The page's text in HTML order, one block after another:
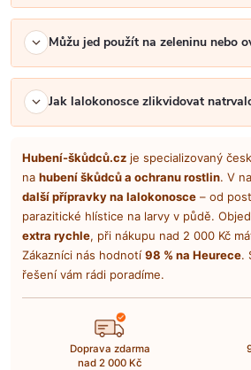
Můžu jed použít na zeleninu nebo
Jak lalokonosce zlikvidovat
Hubení-škůdců.czje specializovaný
na hubení škůdců a ochranu rostlin. V
další přípravky na lalokonosce– od
parazitické hlístice na larvy v půdě.
extra rychle, při nákupu nad 2 000 Kč
Zákazníci nás hodnotí 98 % na Heurece.
řešení vám rádi poradíme.
Doprava zdarma
nad 2 000 Kč